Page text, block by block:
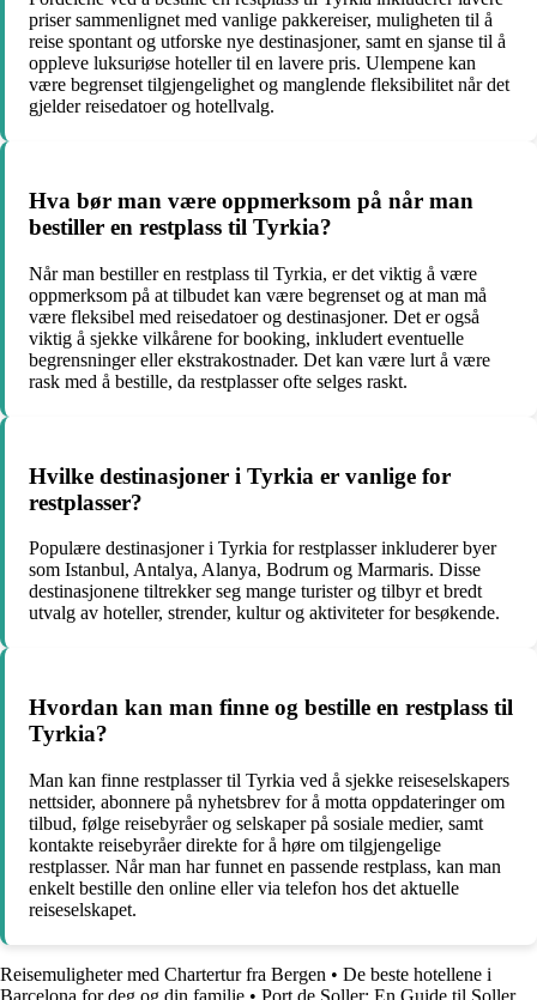
priser sammenlignet med vanlige pakkereiser, muligheten til å
reise spontant og utforske nye destinasjoner, samt en sjanse til å
oppleve luksuriøse hoteller til en lavere pris. Ulempene kan
være begrenset tilgjengelighet og manglende fleksibilitet når det
gjelder reisedatoer og hotellvalg.
Hva bør man være oppmerksom på når man
bestiller en restplass til Tyrkia?
Når man bestiller en restplass til Tyrkia, er det viktig å være
oppmerksom på at tilbudet kan være begrenset og at man må
være fleksibel med reisedatoer og destinasjoner. Det er også
viktig å sjekke vilkårene for booking, inkludert eventuelle
begrensninger eller ekstrakostnader. Det kan være lurt å være
rask med å bestille, da restplasser ofte selges raskt.
Hvilke destinasjoner i Tyrkia er vanlige for
restplasser?
Populære destinasjoner i Tyrkia for restplasser inkluderer byer
som Istanbul, Antalya, Alanya, Bodrum og Marmaris. Disse
destinasjonene tiltrekker seg mange turister og tilbyr et bredt
utvalg av hoteller, strender, kultur og aktiviteter for besøkende.
Hvordan kan man finne og bestille en restplass til
Tyrkia?
Man kan finne restplasser til Tyrkia ved å sjekke reiseselskapers
nettsider, abonnere på nyhetsbrev for å motta oppdateringer om
tilbud, følge reisebyråer og selskaper på sosiale medier, samt
kontakte reisebyråer direkte for å høre om tilgjengelige
restplasser. Når man har funnet en passende restplass, kan man
enkelt bestille den online eller via telefon hos det aktuelle
reiseselskapet.
Reisemuligheter med Chartertur fra Bergen • De beste hotellene i
Barcelona for deg og din familie • Port de Soller: En Guide til Soller